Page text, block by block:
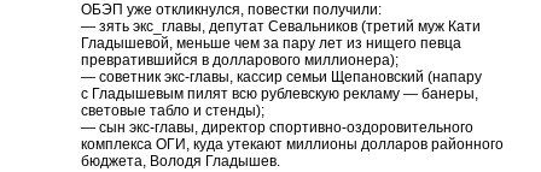
ОБЭП уже откликнулся, повестки получили:
— зять экс_главы, депутат Севальников (третий муж Кати
Гладышевой, меньше чем за пару лет из нищего певца
превратившийся в долларового миллионера);
— советник экс-главы, кассир семьи Щепановский (напару
с Гладышевым пилят всю рублевскую рекламу — банеры,
световые табло и стенды);
— сын экс-главы, директор спортивно-оздоровительного
комплекса ОГИ, куда утекают миллионы долларов районного
бюджета, Володя Гладышев.